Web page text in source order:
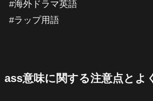
#海外ドラマ英語
#ラップ用語
ass意味に関する注意点とよ